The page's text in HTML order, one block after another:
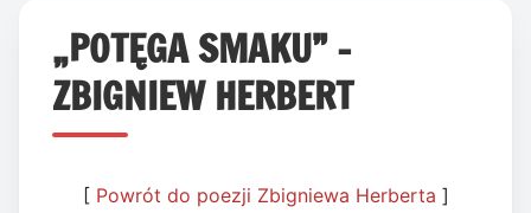
„POTĘGA SMAKU” –
ZBIGNIEW HERBERT
[ Powrót do poezji Zbigniewa Herberta ]